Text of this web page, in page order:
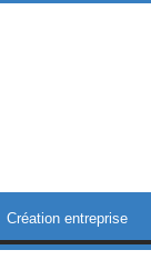
Création entreprise